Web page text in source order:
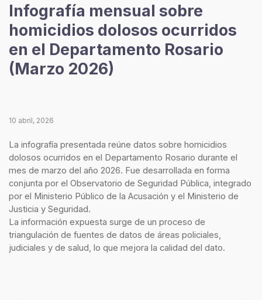
Infografía mensual sobre
homicidios dolosos ocurridos
en el Departamento Rosario
(Marzo 2026)
10 abril, 2026
La infografía presentada reúne datos sobre homicidios
dolosos ocurridos en el Departamento Rosario durante el
mes de marzo del año 2026. Fue desarrollada en forma
conjunta por el Observatorio de Seguridad Pública, integrado
por el Ministerio Público de la Acusación y el Ministerio de
Justicia y Seguridad.
La información expuesta surge de un proceso de
triangulación de fuentes de datos de áreas policiales,
judiciales y de salud, lo que mejora la calidad del dato.